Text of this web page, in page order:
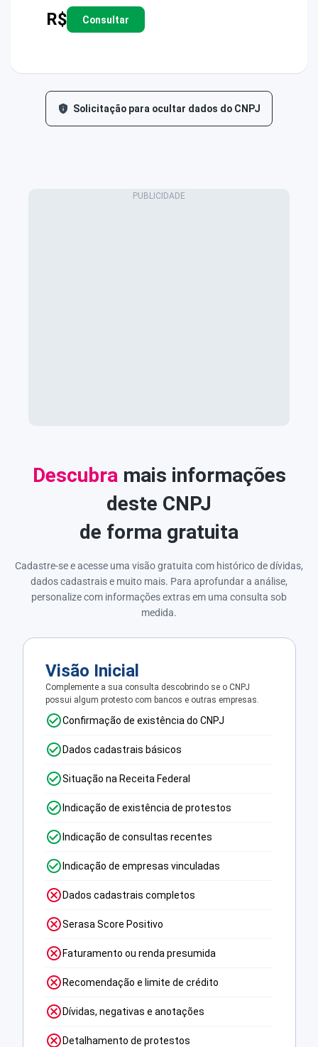
R$ Consultar
Solicitação para ocultar dados do CNPJ
Descubramais informações
deste CNPJ
de forma gratuita
Cadastre-se e acesse uma visão gratuita com histórico de dívidas,
dados cadastrais e muito mais. Para aprofundar a análise,
personalize com informações extras em uma consulta sob
medida.
Visão Inicial
Complemente a sua consulta descobrindo se o CNPJ
possui algum protesto com bancos e outras empresas.
Confirmação de existência do CNPJ
Dados cadastrais básicos
Situação na Receita Federal
Indicação de existência de protestos
Indicação de consultas recentes
Indicação de empresas vinculadas
Dados cadastrais completos
Serasa Score Positivo
Faturamento ou renda presumida
Recomendação e limite de crédito
Dívidas, negativas e anotações
Detalhamento de protestos